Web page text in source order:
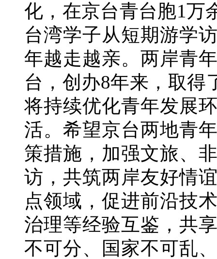
化，在京台青台胞1万
台湾学子从短期游学
年越走越亲。两岸青
台，创办8年来，取得
将持续优化青年发展
活。希望京台两地青
策措施，加强文旅、
访，共筑两岸友好情
点领域，促进前沿技
治理等经验互鉴，共
不可分、国家不可乱